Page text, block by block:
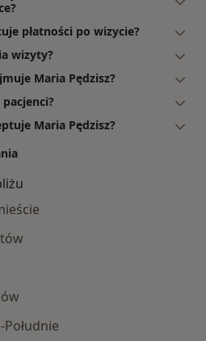
płatności po wizycie?
wizyty?
Maria Pędzisz?
Maria Pędzisz?